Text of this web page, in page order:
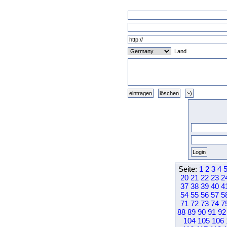
Land
Seite: 1 2 3 4 5
20 21 22 23
37 38 39 40
54 55 56 57
71 72 73 74
88 89 90 91 92
104 105 106